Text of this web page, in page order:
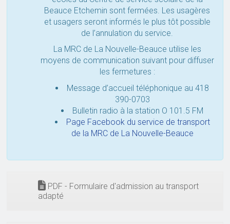
Beauce Etchemin sont fermées. Les usagères
et usagers seront informés le plus tôt possible
de l’annulation du service.
La MRC de La Nouvelle-Beauce utilise les
moyens de communication suivant pour diffuser
les fermetures :
Message d’accueil téléphonique au 418
390-0703
Bulletin radio à la station O 101.5 FM
Page Facebook du service de transport
de la MRC de La Nouvelle-Beauce
PDF - Formulaire d'admission au transport
adapté